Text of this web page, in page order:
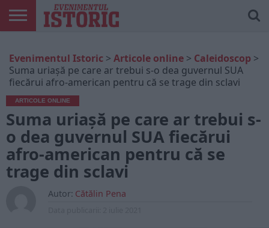
ONLINE
EDIȚII
TIPĂRITE
ISTORIC
PLAY
CONTUL
MEU
Evenimentul Istoric > Articole online > Caleidoscop >
Suma uriașă pe care ar trebui s-o dea guvernul SUA
fiecărui afro-american pentru că se trage din sclavi
ARTICOLE ONLINE
Suma uriașă pe care ar trebui s-
o dea guvernul SUA fiecărui
afro-american pentru că se
trage din sclavi
Autor: Cătălin Pena